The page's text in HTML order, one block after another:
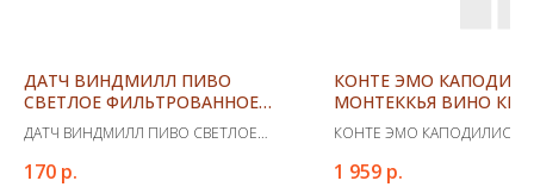
ДАТЧ ВИНДМИЛЛ ПИВО
СВЕТЛОЕ ФИЛЬТРОВАННОЕ
0,5
ДАТЧ ВИНДМИЛЛ ПИВО СВЕТЛОЕ
170 р.
КОНТЕ ЭМО
МОНТЕККЬЯ ВИНО
СУХОЕ
КОНТЕ ЭМО КАПОДИЛИСТА
1 959 р.